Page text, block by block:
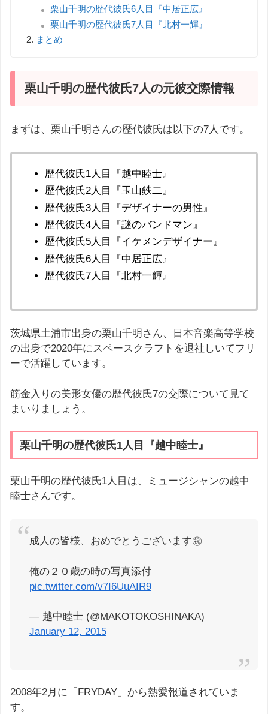
栗山千明の歴代彼氏6人目『中居正広』
栗山千明の歴代彼氏7人目『北村一輝』
まとめ
栗山千明の歴代彼氏7人の元彼交際情報
まずは、栗山千明さんの歴代彼氏は以下の7人です。
歴代彼氏1人目『越中睦士』
歴代彼氏2人目『玉山鉄二』
歴代彼氏3人目『デザイナーの男性』
歴代彼氏4人目『謎のバンドマン』
歴代彼氏5人目『イケメンデザイナー』
歴代彼氏6人目『中居正広』
歴代彼氏7人目『北村一輝』
茨城県土浦市出身の栗山千明さん、日本音楽高等学校
の出身で2020年にスペースクラフトを退社しいてフリ
ーで活躍しています。
筋金入りの美形女優の歴代彼氏7の交際について見て
まいりましょう。
栗山千明の歴代彼氏1人目『越中睦士』
栗山千明の歴代彼氏1人目は、ミュージシャンの越中
睦士さんです。
成人の皆様、おめでとうございます㊗️
俺の２０歳の時の写真添付
pic.twitter.com/v7I6UuAIR9
— 越中睦士 (@MAKOTOKOSHINAKA)
January 12, 2015
2008年2月に「FRYDAY」から熱愛報道されていま
す。